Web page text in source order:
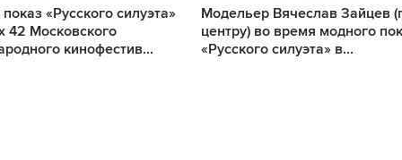
«Русского силуэта»
42 Московского
кинофестив...
Модельер Вячеслав Зайцев
центру) во время модного
«Русского силуэта» в...